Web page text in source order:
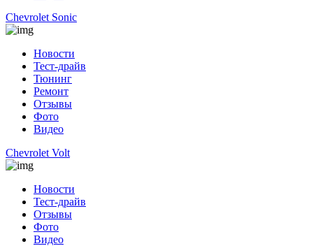
Chevrolet Sonic
Новости
Тест-драйв
Тюнинг
Ремонт
Отзывы
Фото
Видео
Chevrolet Volt
Новости
Тест-драйв
Отзывы
Фото
Видео